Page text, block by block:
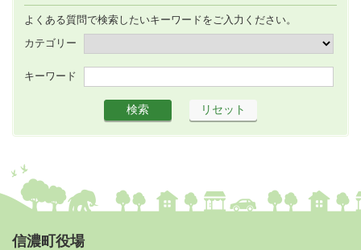
よくある質問で検索したいキーワードをご入力ください。
カテゴリー
キーワード
信濃町役場